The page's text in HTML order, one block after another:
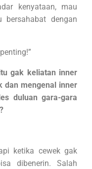
kenyataan, mau
bersahabat dengan
gak keliatan inner
dan mengenal inner
duluan gara-gara
ketika cewek gak
dibenerin. Salah